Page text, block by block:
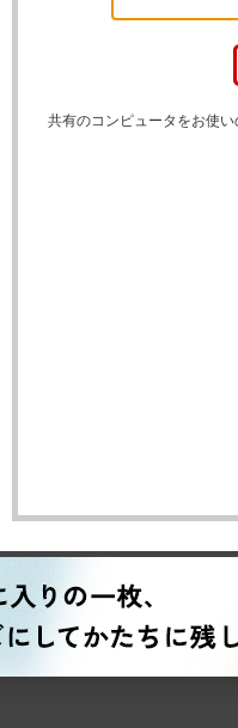
共有のコンピュータをお使